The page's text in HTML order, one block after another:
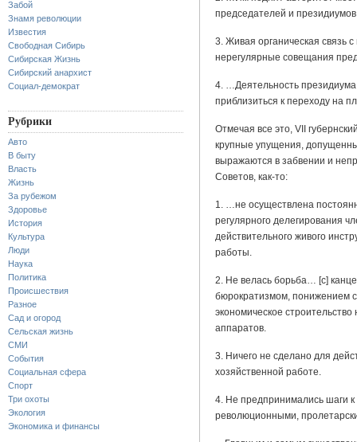
Забой
Знамя революции
Известия
Свободная Сибирь
Сибирская Жизнь
Сибирский анархист
Социал-демократ
Рубрики
Авто
В быту
Власть
Жизнь
За рубежом
Здоровье
История
Культура
Люди
Наука
Политика
Происшествия
Разное
Сад и огород
Сельская жизнь
СМИ
События
Социальная сфера
Спорт
Три охоты
Экология
Экономика и финансы
председателей и
3. Живая органическая связь
нерегулярные совещания
4. …Деятельность президиума
приблизиться к переходу на
Отмечая все это, VII
крупные упущения,
выражаются в забвении и
Советов, как-то:
1. …не осуществлена
регулярного делегирования
действительного живого
работы.
2. Не велась борьба… [с]
бюрократизмом, понижением
экономическое
аппаратов.
3. Ничего не сделано для
хозяйственной работе.
4. Не предпринимались шаги
революционными,